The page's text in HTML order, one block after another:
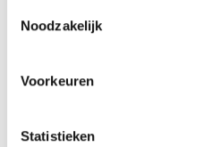
Noodzakelijk
Voorkeuren
Statistieken
ORTLER ALPIN CAMP MTB